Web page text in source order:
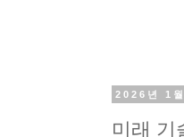
2026년 1
미래 기